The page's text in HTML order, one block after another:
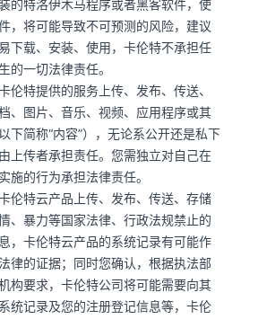
的特洛伊木马程序或者黑客软件，使
，将可能导致不可预测的风险，建议
下载、安装、使用，卡伦特不承担任
的一切法律责任。
伦特提供的服务上传、发布、传送、
、图片、音乐、视频、应用程序或其
下简称“内容”），无论系公开还是私下
上传者承担责任。您需独立对自己在
施的行为承担法律责任。
伦特云产品上传、发布、传送、存储
、暴力等国家法律、行政法规禁止的
，卡伦特云产品的系统记录有可能作
律的证据；同时您确认，根据执法部
构要求，卡伦特公司将可能需要向其
统记录及您的注册登记信息等，卡伦